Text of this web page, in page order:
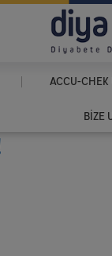
ACCU-CHEK
BIZE